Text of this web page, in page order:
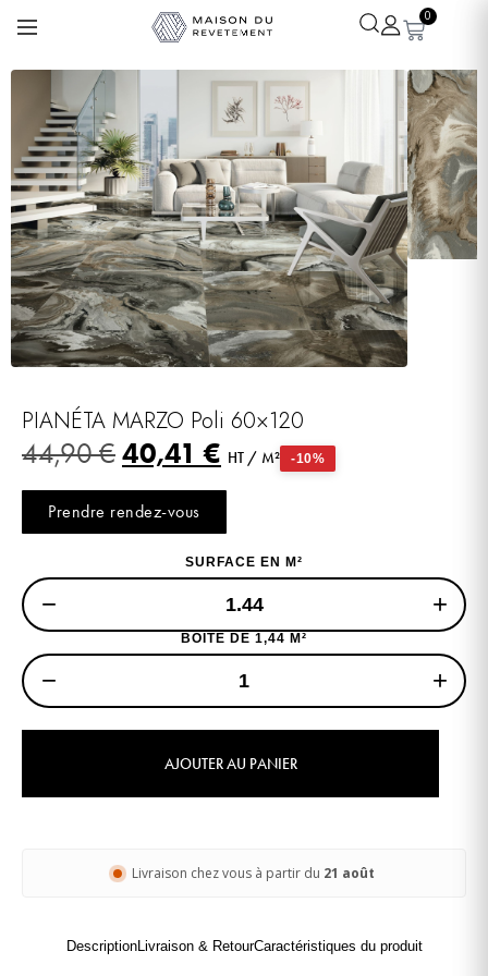
0
PIANÉTA MARZO Poli 60×120
44,90€40,41€ HT / M² -10%
Prendre rendez-vous
SURFACE EN M²
− +
BOITE DE 1,44 M²
− +
AJOUTER AU PANIER
Livraison chez vous à partir du 21 août
DescriptionLivraison & RetourCaractéristiques du produit
Léa
En ligne· Experte revêtements